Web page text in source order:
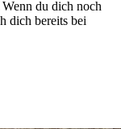
du dich noch
dich bereits bei